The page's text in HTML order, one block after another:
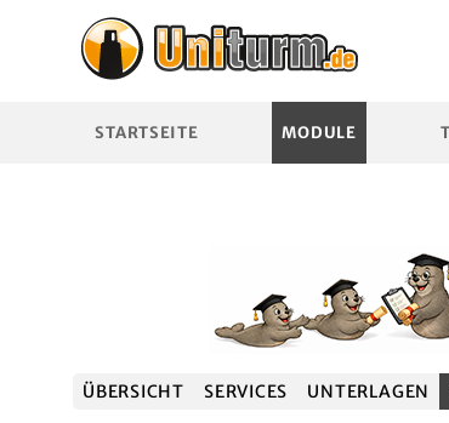
STARTSEITE MODULE
ÜBERSICHT SERVICES UNTERLAGEN